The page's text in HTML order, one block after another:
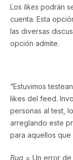
Los likes podrán
cuenta. Esta
las diversas
opción admite.
“Estuvimos
likes del feed.
personas al test,
arreglando este
para aquellos
Bug = Un error